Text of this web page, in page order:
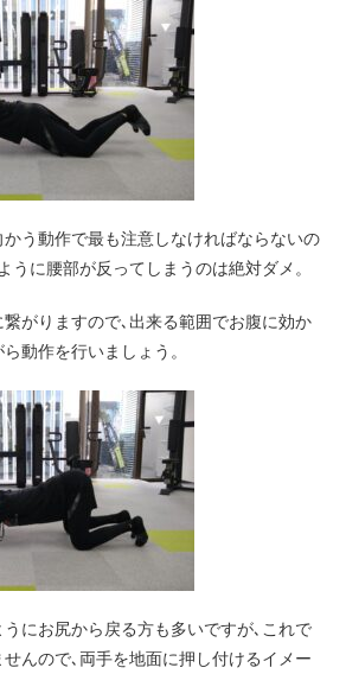
う動作で最も注意しなければならないの
うに腰部が反ってしまうのは絶対ダメ。
がりますので､出来る範囲でお腹に効か
動作を行いましょう。
うにお尻から戻る方も多いですが､これで
んので､両手を地面に押し付けるイメー